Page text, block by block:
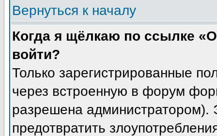
Вернуться к началу
Когда я щёлкаю по ссылке
войти?
Только зарегистрированные
через встроенную в форум
разрешена администратором).
предотвратить